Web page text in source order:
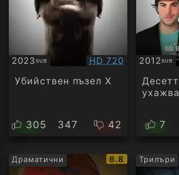
2023SUB
Субтитри Качество:
HD 720
Убийствен пъзел X
305 347 42
2012SUB
7
Драматични
IMDb
рейтинг:
6.8 Трилъри